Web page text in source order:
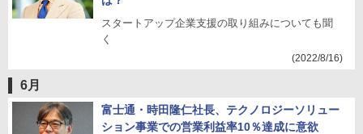
スタートアップ企業支援の取り組みについても聞
く
(2022/8/16)
6月
富士通・時田隆仁社長、テクノロジーソリュー
ション事業での営業利益率10％達成に意欲